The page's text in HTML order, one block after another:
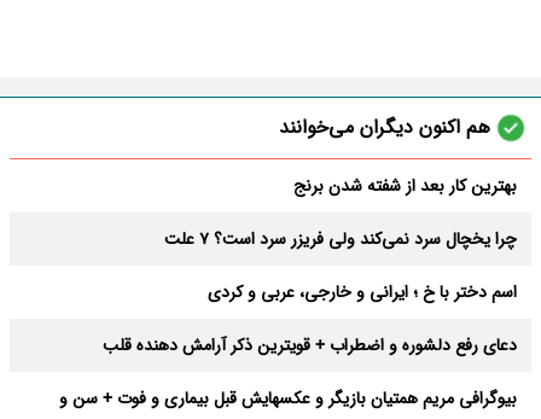
هم اکنون دیگران می‌خوانند
بهترین کار بعد از شفته شدن برنج
چرا یخچال سرد نمی‌کند ولی فریزر سرد است؟ 7 علت
اسم دختر با خ ؛ ایرانی و خارجی، عربی و کردی
دعای رفع دلشوره و اضطراب + قویترین ذکر آرامش دهنده قلب
بیوگرافی مریم همتیان بازیگر و عکسهایش قبل بیماری و فوت + سن و